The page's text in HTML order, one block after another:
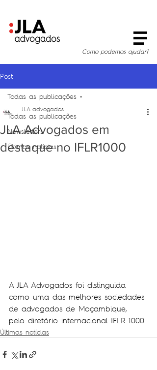
Como podemos ajudar?
Post
Todas as publicações
Newsletters
Últimas notícias
Todas as publicações
JLA Advogados em
destaque no IFLR1000
JLA advogados
A JLA Advogados foi distinguida
como uma das melhores sociedades
de advogados de Moçambique,
pelo diretório internacional IFLR 1000.
Últimas notícias